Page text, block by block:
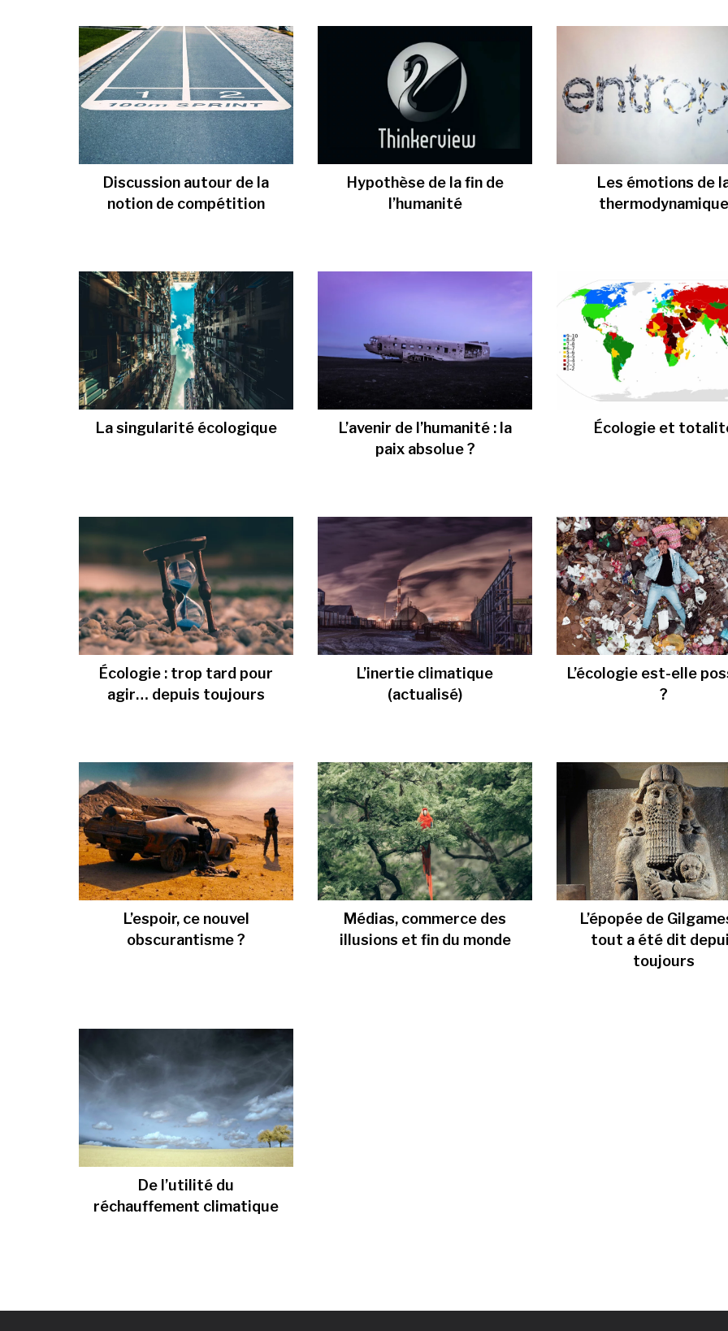
Discussion autour de la
notion de compétition
Hypothèse de la fin de
l’humanité
Les émotions de
La singularité écologique
L’avenir de l’humanité : la
paix absolue ?
Écologie et
Écologie : trop tard pour
agir… depuis toujours
L’inertie climatique
(actualisé)
L’écologie est-elle
?
L’espoir, ce nouvel
obscurantisme ?
Médias, commerce des
illusions et fin du monde
L’épopée de
tout a été dit
toujours
De l’utilité du
réchauffement climatique